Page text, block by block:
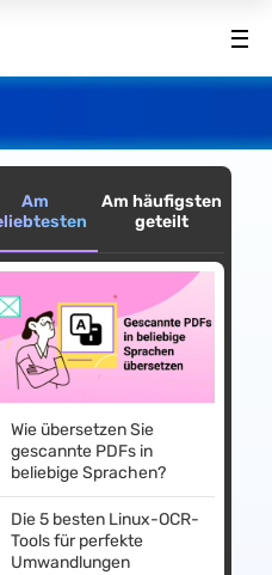
Am
Am häufigsten
geteilt
Wie übersetzen Sie
gescannte PDFs in
beliebige Sprachen?
Die 5 besten Linux-OCR-
Tools für perfekte
Umwandlungen